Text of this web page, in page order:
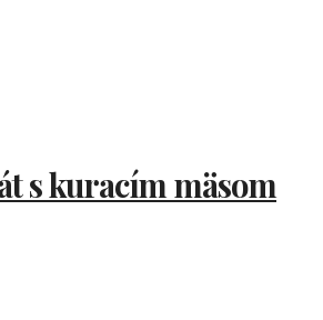
s kuracím mäsom